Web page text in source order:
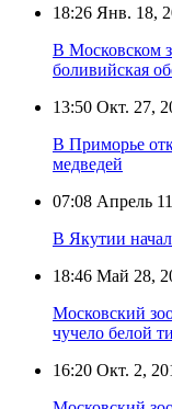
18:26 Янв. 18,
В Московском
боливийская
13:50 Окт. 27,
В Приморье
медведей
07:08 Апрель
В Якутии
18:46 Май 28,
Московский
чучело белой
16:20 Окт. 2,